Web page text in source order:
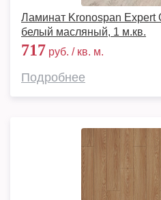
Ламинат Kronospan Expert
белый масляный, 1 м.кв.
717 руб. / кв. м.
Подробнее